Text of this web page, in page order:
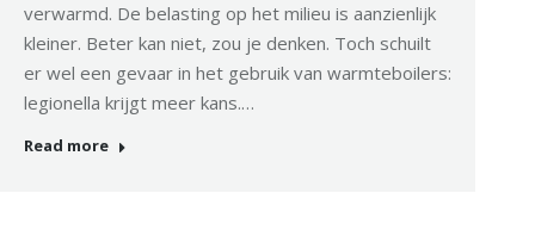
verwarmd. De belasting op het milieu is aanzienlijk
kleiner. Beter kan niet, zou je denken. Toch schuilt
er wel een gevaar in het gebruik van warmteboilers:
legionella krijgt meer kans.…
Read more